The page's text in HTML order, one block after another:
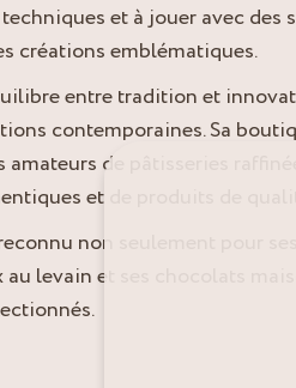
et à jouer avec des
créations emblématiques.
entre tradition et
contemporaines. Sa
de pâtisseries
et de produits de
non seulement pour
levain et ses chocolats